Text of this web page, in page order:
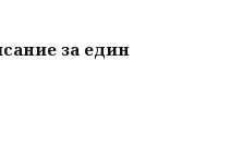
за един